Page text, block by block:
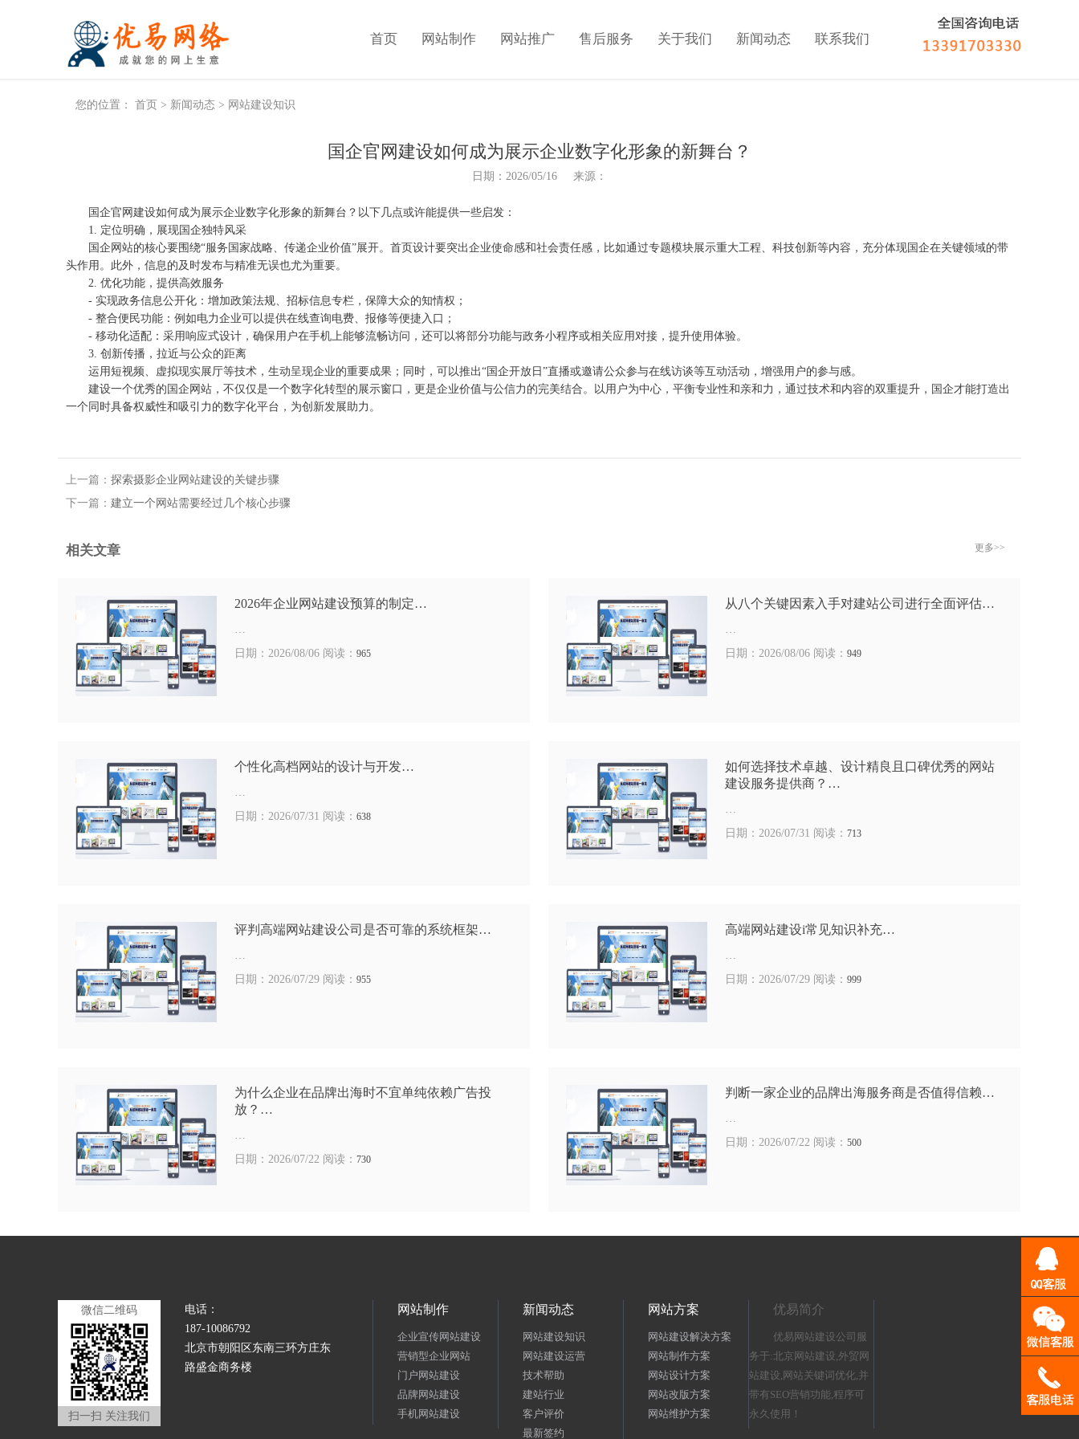
首页 网站制作 网站推广 售后服务 关于我们 新闻动态 联系我们
您的位置： 首页 > 新闻动态 > 网站建设知识
国企官网建设如何成为展示企业数字化形象的新舞台？
日期：2026/05/16 来源：
国企官网建设如何成为展示企业数字化形象的新舞台？以下几点或许能提供一些启发：
1. 定位明确，展现国企独特风采
国企网站的核心要围绕“服务国家战略、传递企业价值”展开。首页设计要突出企业使命感和社会责任感，比如通过专题模块展示重大工程、科技创新等内容，充分体现国企在关键领域的带
头作用。此外，信息的及时发布与精准无误也尤为重要。
2. 优化功能，提供高效服务
- 实现政务信息公开化：增加政策法规、招标信息专栏，保障大众的知情权；
- 整合便民功能：例如电力企业可以提供在线查询电费、报修等便捷入口；
- 移动化适配：采用响应式设计，确保用户在手机上能够流畅访问，还可以将部分功能与政务小程序或相关应用对接，提升使用体验。
3. 创新传播，拉近与公众的距离
运用短视频、虚拟现实展厅等技术，生动呈现企业的重要成果；同时，可以推出“国企开放日”直播或邀请公众参与在线访谈等互动活动，增强用户的参与感。
建设一个优秀的国企网站，不仅仅是一个数字化转型的展示窗口，更是企业价值与公信力的完美结合。以用户为中心，平衡专业性和亲和力，通过技术和内容的双重提升，国企才能打造出
一个同时具备权威性和吸引力的数字化平台，为创新发展助力。
上一篇： 探索摄影企业网站建设的关键步骤
下一篇： 建立一个网站需要经过几个核心步骤
更多>>
相关文章
2026年企业网站建设预算的制定…
…
日期：2026/08/06 阅读： 965
从八个关键因素入手对建站公司进行全面评估…
…
日期：2026/08/06 阅读： 949
个性化高档网站的设计与开发…
…
日期：2026/07/31 阅读： 638
如何选择技术卓越、设计精良且口碑优秀的网站
建设服务提供商？…
…
日期：2026/07/31 阅读： 713
评判高端网站建设公司是否可靠的系统框架…
…
日期：2026/07/29 阅读： 955
高端网站建设i常见知识补充…
…
日期：2026/07/29 阅读： 999
为什么企业在品牌出海时不宜单纯依赖广告投
放？…
…
日期：2026/07/22 阅读： 730
判断一家企业的品牌出海服务商是否值得信赖…
…
日期：2026/07/22 阅读： 500
微信二维码
扫一扫 关注我们
电话：
187-10086792
北京市朝阳区东南三环方庄东
路盛金商务楼
网站制作
企业宣传网站建设
营销型企业网站
门户网站建设
品牌网站建设
手机网站建设
新闻动态
网站建设知识
网站建设运营
技术帮助
建站行业
客户评价
最新签约
网站方案
网站建设解决方案
网站制作方案
网站设计方案
网站改版方案
网站维护方案
优易简介
优易网站建设公司服
务于:北京网站建设,外贸网
站建设,网站关键词优化,并
带有SEO营销功能,程序可
永久使用！